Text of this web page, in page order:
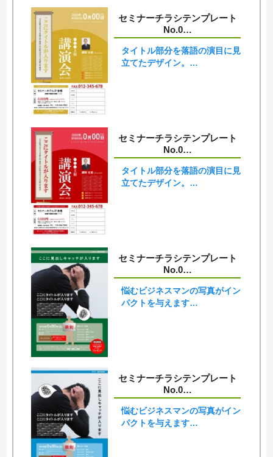
セミナーチラシテンプレート
No.0…
タイトル部分を落語の演目に見
立てたデザイン。…
セミナーチラシテンプレート
No.0…
タイトル部分を落語の演目に見
立てたデザイン。…
セミナーチラシテンプレート
No.0…
悩むビジネスマンの写真がイン
パクトを与えます…
セミナーチラシテンプレート
No.0…
悩むビジネスマンの写真がイン
パクトを与えます…